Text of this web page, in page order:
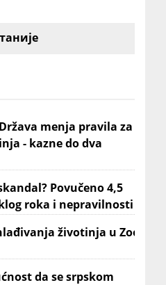
Država menja pravila za
- kazne do dva
Povučeno 4,5
roka i nepravilnosti
životinja u Zoo
da se srpskom